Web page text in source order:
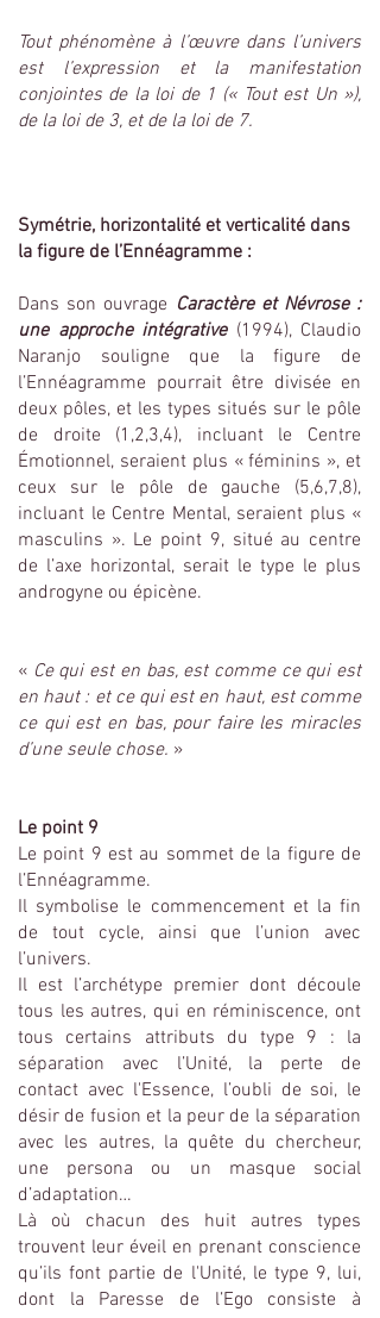
Tout phénomène à l’œuvre dans l’univers
est l’expression et la manifestation
conjointes de la loi de 1 (« Tout est Un »),
de la loi de 3, et de la loi de 7.
Symétrie, horizontalité et verticalité dans
la figure de l’Ennéagramme :
Dans son ouvrage Caractère et Névrose :
une approche intégrative(1994), Claudio
Naranjo souligne que la figure de
l’Ennéagramme pourrait être divisée en
deux pôles, et les types situés sur le pôle
de droite (1,2,3,4), incluant le Centre
Émotionnel, seraient plus « féminins », et
ceux sur le pôle de gauche (5,6,7,8),
incluant le Centre Mental, seraient plus «
masculins ». Le point 9, situé au centre
de l’axe horizontal, serait le type le plus
androgyne ou épicène.
« Ce qui est en bas, est comme ce qui est
en haut : et ce qui est en haut, est comme
ce qui est en bas, pour faire les miracles
d’une seule chose. »
Le point 9
Le point 9 est au sommet de la figure de
l’Ennéagramme.
Il symbolise le commencement et la fin
de tout cycle, ainsi que l’union avec
l’univers.
Il est l’archétype premier dont découle
tous les autres, qui en réminiscence, ont
tous certains attributs du type 9 : la
séparation avec l’Unité, la perte de
contact avec l'Essence, l’oubli de soi, le
désir de fusion et la peur de la séparation
avec les autres, la quête du chercheur,
une persona ou un masque social
d’adaptation…
Là où chacun des huit autres types
trouvent leur éveil en prenant conscience
qu’ils font partie de l'Unité, le type 9, lui,
dont la Paresse de l’Ego consiste à